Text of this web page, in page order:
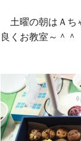
o
土曜の朝はＡち
良くお教室～＾＾